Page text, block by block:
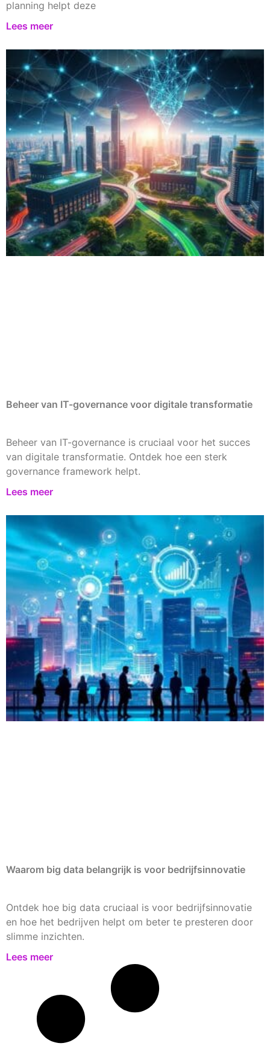
planning helpt deze
Lees meer
Beheer van IT-governance voor digitale transformatie
Beheer van IT-governance is cruciaal voor het succes
van digitale transformatie. Ontdek hoe een sterk
governance framework helpt.
Lees meer
Waarom big data belangrijk is voor bedrijfsinnovatie
Ontdek hoe big data cruciaal is voor bedrijfsinnovatie
en hoe het bedrijven helpt om beter te presteren door
slimme inzichten.
Lees meer